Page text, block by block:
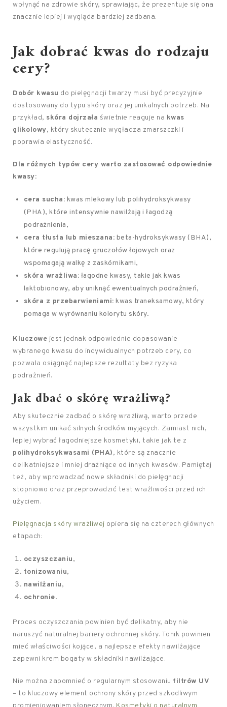
wpłynąć na zdrowie skóry, sprawiając, że prezentuje się ona
znacznie lepiej i wygląda bardziej zadbana.
Jak dobrać kwas do rodzaju
cery?
Dobór kwasu do pielęgnacji twarzy musi być precyzyjnie
dostosowany do typu skóry oraz jej unikalnych potrzeb. Na
przykład, skóra dojrzała świetnie reaguje na kwas
glikolowy, który skutecznie wygładza zmarszczki i
poprawia elastyczność.
Dla różnych typów cery warto zastosować odpowiednie
kwasy:
cera sucha: kwas mlekowy lub polihydroksykwasy
(PHA), które intensywnie nawilżają i łagodzą
podrażnienia,
cera tłusta lub mieszana: beta-hydroksykwasy (BHA),
które regulują pracę gruczołów łojowych oraz
wspomagają walkę z zaskórnikami,
skóra wrażliwa: łagodne kwasy, takie jak kwas
laktobionowy, aby uniknąć ewentualnych podrażnień,
skóra z przebarwieniami: kwas traneksamowy, który
pomaga w wyrównaniu kolorytu skóry.
Kluczowe jest jednak odpowiednie dopasowanie
wybranego kwasu do indywidualnych potrzeb cery, co
pozwala osiągnąć najlepsze rezultaty bez ryzyka
podrażnień.
Jak dbać o skórę wrażliwą?
Aby skutecznie zadbać o skórę wrażliwą, warto przede
wszystkim unikać silnych środków myjących. Zamiast nich,
lepiej wybrać łagodniejsze kosmetyki, takie jak te z
polihydroksykwasami (PHA), które są znacznie
delikatniejsze i mniej drażniące od innych kwasów. Pamiętaj
też, aby wprowadzać nowe składniki do pielęgnacji
stopniowo oraz przeprowadzić test wrażliwości przed ich
użyciem.
Pielęgnacja skóry wrażliwej opiera się na czterech głównych
etapach:
oczyszczaniu,
tonizowaniu,
nawilżaniu,
ochronie.
Proces oczyszczania powinien być delikatny, aby nie
naruszyć naturalnej bariery ochronnej skóry. Tonik powinien
mieć właściwości kojące, a najlepsze efekty nawilżające
zapewni krem bogaty w składniki nawilżające.
Nie można zapomnieć o regularnym stosowaniu filtrów UV
– to kluczowy element ochrony skóry przed szkodliwym